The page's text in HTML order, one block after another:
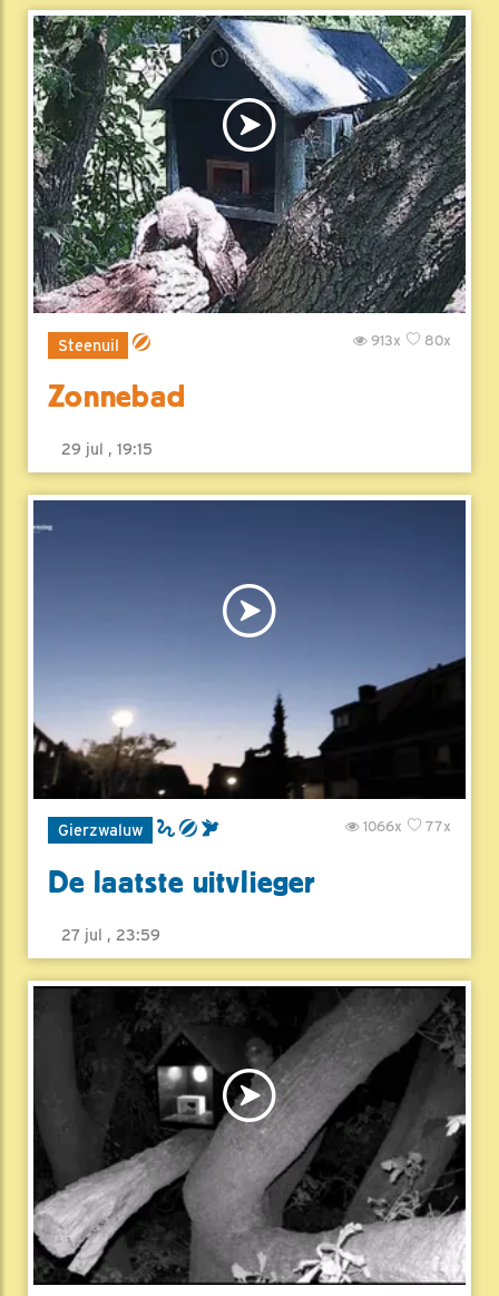
Steenuil 80x
913x
Zonnebad
29 jul , 19:15
Gierzwaluw 77x
1066x
De laatste uitvlieger
27 jul , 23:59